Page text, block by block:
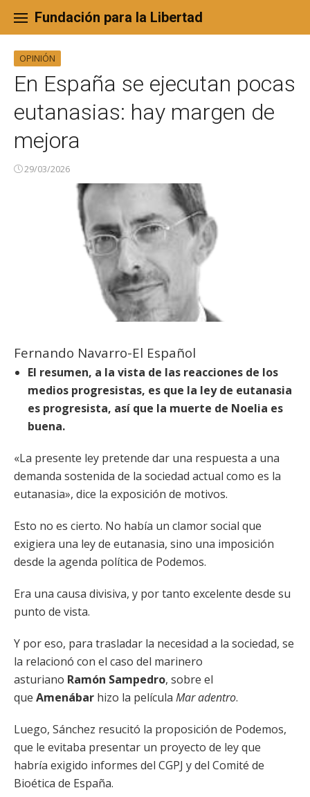
content
Fundación para la Libertad
OPINIÓN
En España se ejecutan pocas
eutanasias: hay margen de
mejora
29/03/2026
Fernando Navarro-El Español
El resumen, a la vista de las reacciones de los
medios progresistas, es que la ley de eutanasia
es progresista, así que la muerte de Noelia es
buena.
«La presente ley pretende dar una respuesta a una
demanda sostenida de la sociedad actual como es la
eutanasia», dice la exposición de motivos.
Esto no es cierto. No había un clamor social que
exigiera una ley de eutanasia, sino una imposición
desde la agenda política de Podemos.
Era una causa divisiva, y por tanto excelente desde su
punto de vista.
Y por eso, para trasladar la necesidad a la sociedad, se
la relacionó con el caso del marinero
asturiano Ramón Sampedro, sobre el
que Amenábar hizo la película Mar adentro.
Luego, Sánchez resucitó la proposición de Podemos,
que le evitaba presentar un proyecto de ley que
habría exigido informes del CGPJ y del Comité de
Bioética de España.